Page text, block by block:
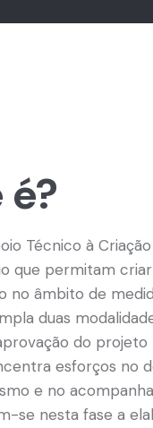
é?
Técnico à
que permitam
no âmbito de
duas
do
esforços no
e no
se nesta fase a